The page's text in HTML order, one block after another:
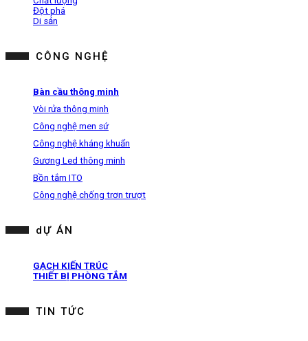
Đột phá
Di sản
CÔNG NGHỆ
Bàn cầu thông minh
Vòi rửa thông minh
Công nghệ men sứ
Công nghệ kháng khuẩn
Gương Led thông minh
Bồn tắm ITO
Công nghệ chống trơn trượt
dỰ ÁN
GẠCH KIẾN TRÚC
THIẾT BỊ PHÒNG TẮM
TIN TỨC